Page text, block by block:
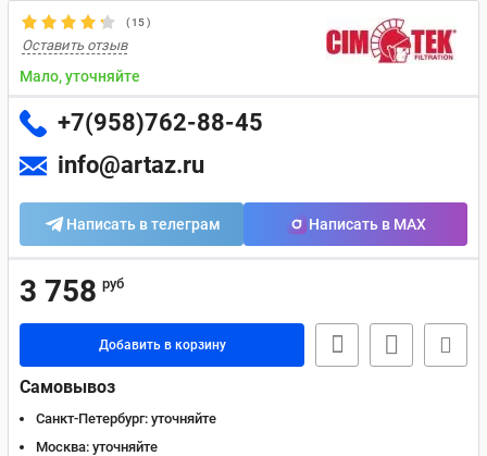
(15)
Оставить отзыв
Мало, уточняйте
+7(958)762-88-45
info@artaz.ru
Написать в телеграм Написать в MAX
3 758 руб
Добавить в корзину
Самовывоз
Санкт-Петербург: уточняйте
Москва: уточняйте